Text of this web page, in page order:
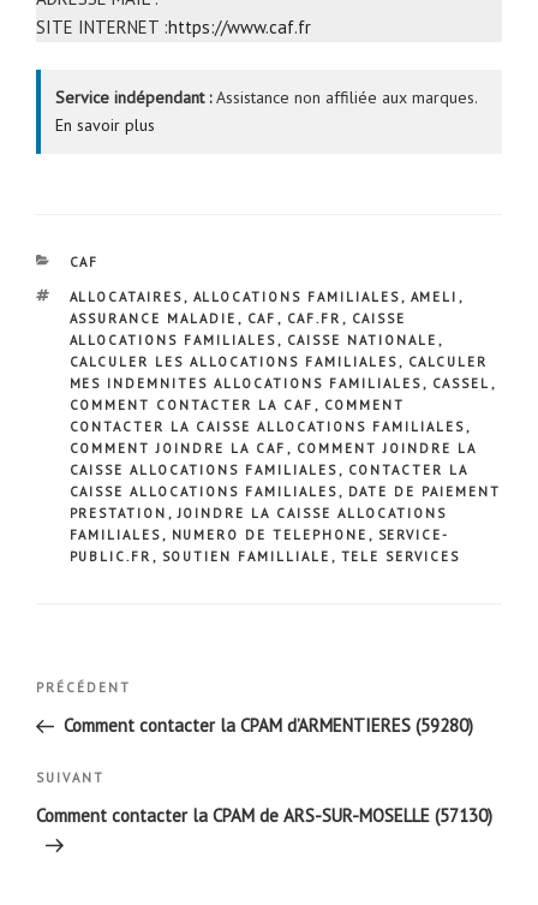
SITE INTERNET :https://www.caf.fr
Service indépendant :Assistance non affiliée aux marques.
En savoir plus
CATÉGORIES
CAF
ÉTIQUETTES
ALLOCATAIRES, ALLOCATIONS FAMILIALES, AMELI ,
ASSURANCE MALADIE , CAF , CAF.FR , CAISSE
ALLOCATIONS FAMILIALES, CAISSE NATIONALE ,
CALCULER LES ALLOCATIONS FAMILIALES, CALCULER
MES INDEMNITES ALLOCATIONS FAMILIALES, CASSEL ,
COMMENT CONTACTER LA CAF , COMMENT
CONTACTER LA CAISSE ALLOCATIONS FAMILIALES,
COMMENT JOINDRE LA CAF , COMMENT JOINDRE LA
CAISSE ALLOCATIONS FAMILIALES, CONTACTER LA
CAISSE ALLOCATIONS FAMILIALES, DATE DE PAIEMENT
PRESTATION ,JOINDRE LA CAISSE ALLOCATIONS
FAMILIALES, NUMERO DE TELEPHONE , SERVICE-
PUBLIC.FR , SOUTIEN FAMILLIALE , TELE SERVICES
Navigation
l’article
Article
précédent
PRÉCÉDENT
Comment contacter la CPAM d’ARMENTIERES (59280)
Article
suivant
SUIVANT
Comment contacter la CPAM de ARS-SUR-MOSELLE (57130)